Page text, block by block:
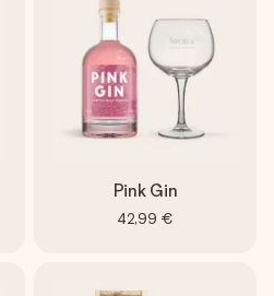
Pink Gin
42,99 €